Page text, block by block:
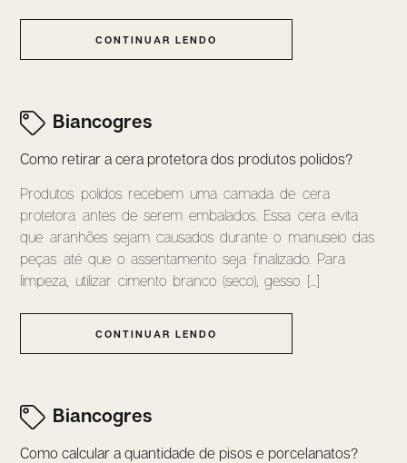
CONTINUAR LENDO
Biancogres
Como retirar a cera protetora dos produtos polidos?
Produtos polidos recebem uma camada de cera
protetora antes de serem embalados. Essa cera evita
que aranhões sejam causados durante o manuseio das
peças até que o assentamento seja finalizado. Para
limpeza, utilizar cimento branco (seco), gesso [...]
CONTINUAR LENDO
Biancogres
Como calcular a quantidade de pisos e porcelanatos?